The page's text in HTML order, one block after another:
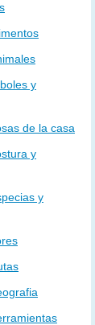
y
de la casa
y
y